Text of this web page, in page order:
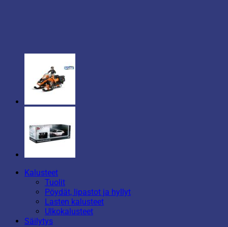
Kalusteet
Tuolit
Pöydät, lipastot ja hyllyt
Lasten kalusteet
Ulkokalusteet
Säilytys